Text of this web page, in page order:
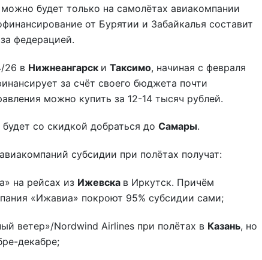
будет только на самолётах авиакомпании
от Бурятии и Забайкалья составит
федерацией.
26 в Нижнеангарск и Таксимо, начиная с февраля
за счёт своего бюджета почти
можно купить за 12-14 тысяч рублей.
со скидкой добраться до Самары.
субсидии при полётах получат:
на рейсах из Ижевска в Иркутск. Причём
«Ижавиа» покроют 95% субсидии сами;
ветер»/Nordwind Airlines при полётах в Казань, но
декабре;